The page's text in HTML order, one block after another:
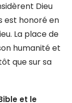
Dieu
est honoré en
La place de
humanité et
que sur sa
et le